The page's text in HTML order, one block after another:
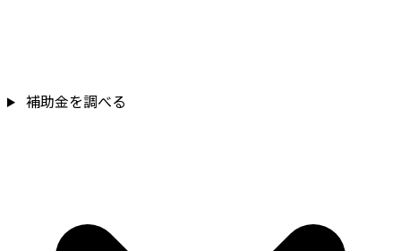
補助金を調べる